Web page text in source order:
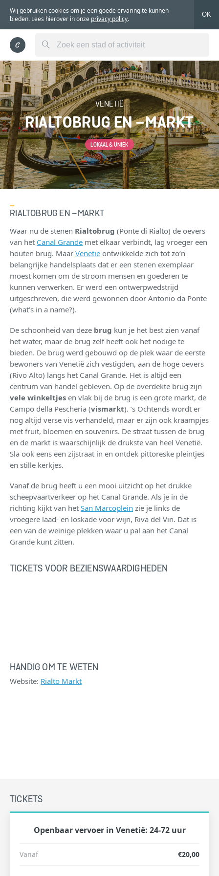
Wij gebruiken cookies om je een goede ervaring te kunnen
bieden. Lees hierover in onze privacy policy.
OK
VENETIË
RIALTOBRUG EN –MARKT
LOKAAL & UNIEK
RIALTOBRUG EN –MARKT
Waar nu de stenen Rialtobrug (Ponte di Rialto) de oevers
van het Canal Grande met elkaar verbindt, lag vroeger een
houten brug. Maar Venetië ontwikkelde zich tot zo’n
belangrijke handelsplaats dat er een stenen exemplaar
moest komen om de stroom mensen en goederen te
kunnen verwerken. Er werd een ontwerpwedstrijd
uitgeschreven, die werd gewonnen door Antonio da Ponte
(what’s in a name?).
De schoonheid van deze brug kun je het best zien vanaf
het water, maar de brug zelf heeft ook het nodige te
bieden. De brug werd gebouwd op de plek waar de eerste
bewoners van Venetië zich vestigden, aan de hoge oevers
(Rivo Alto) langs het Canal Grande. Het is altijd een
centrum van handel gebleven. Op de overdekte brug zijn
vele winkeltjes en vlak bij de brug is een grote markt, de
Campo della Pescheria (vismarkt). ’s Ochtends wordt er
nog altijd verse vis verhandeld, maar er zijn ook kraampjes
met fruit, bloemen en souvenirs. De straat tussen de brug
en de markt is waarschijnlijk de drukste van heel Venetië.
Sla ook eens een zijstraat in en ontdek pittoreske pleintjes
en stille kerkjes.
Vanaf de brug heeft u een mooi uitzicht op het drukke
scheepvaartverkeer op het Canal Grande. Als je in de
richting kijkt van het San Marcoplein zie je links de
vroegere laad- en loskade voor wijn, Riva del Vin. Dat is
een van de weinige plekken waar u pal aan het Canal
Grande kunt zitten.
TICKETS VOOR BEZIENSWAARDIGHEDEN
HANDIG OM TE WETEN
Website: Rialto Markt
TICKETS
Openbaar vervoer in Venetië: 24-72 uur
Vanaf €20,00